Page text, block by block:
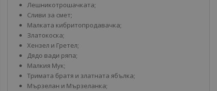
Лешникотрошачката;
Сливи за смет;
Малката кибритопродавачка;
Златокоска;
Хензел и Гретел;
Дядо вади ряпа;
Малкия Мук;
Тримата братя и златната ябълка;
Мързелан и Мързеланка;